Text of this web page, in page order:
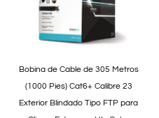
Bobina de Cable de 305 Metros
(1000 Pies) Cat6+ Calibre 23
Exterior Blindado Tipo FTP para